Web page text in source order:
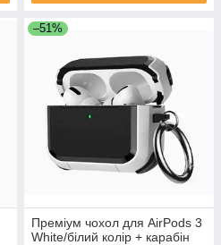
–51%
Преміум чохол для AirPods 3
White/білий колір + карабін